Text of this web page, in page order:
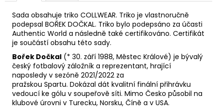
Sada obsahuje triko COLLWEAR. Triko je vlastnoručně
podepsal BOŘEK DOČKAL. Triko bylo podepsáno za účasti
Authentic World a následně také certifikováno. Certifikát
je součástí obsahu této sady.
Bořek Dočkal (* 30. září 1988, Městec Králové) je bývalý
český fotbalový záložník a reprezentant, hrající
naposledy v sezóně 2021/2022 za
pražskou Spartu. Dokázal dát kvalitní finální přihrávku
vedoucí ke gólu v soupeřově síti. Mimo Česko působil na
klubové úrovni v Turecku, Norsku, Číně a v USA.